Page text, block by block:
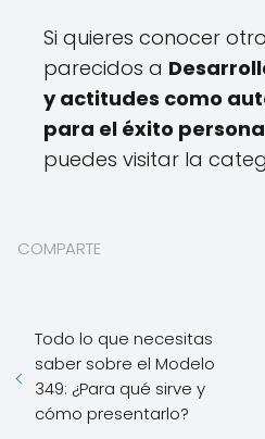
Si quieres conocer
parecidos a
y actitudes como
para el éxito
puedes visitar la
COMPARTE
Todo lo que necesitas
saber sobre el Modelo
349: ¿Para qué sirve y
cómo presentarlo?